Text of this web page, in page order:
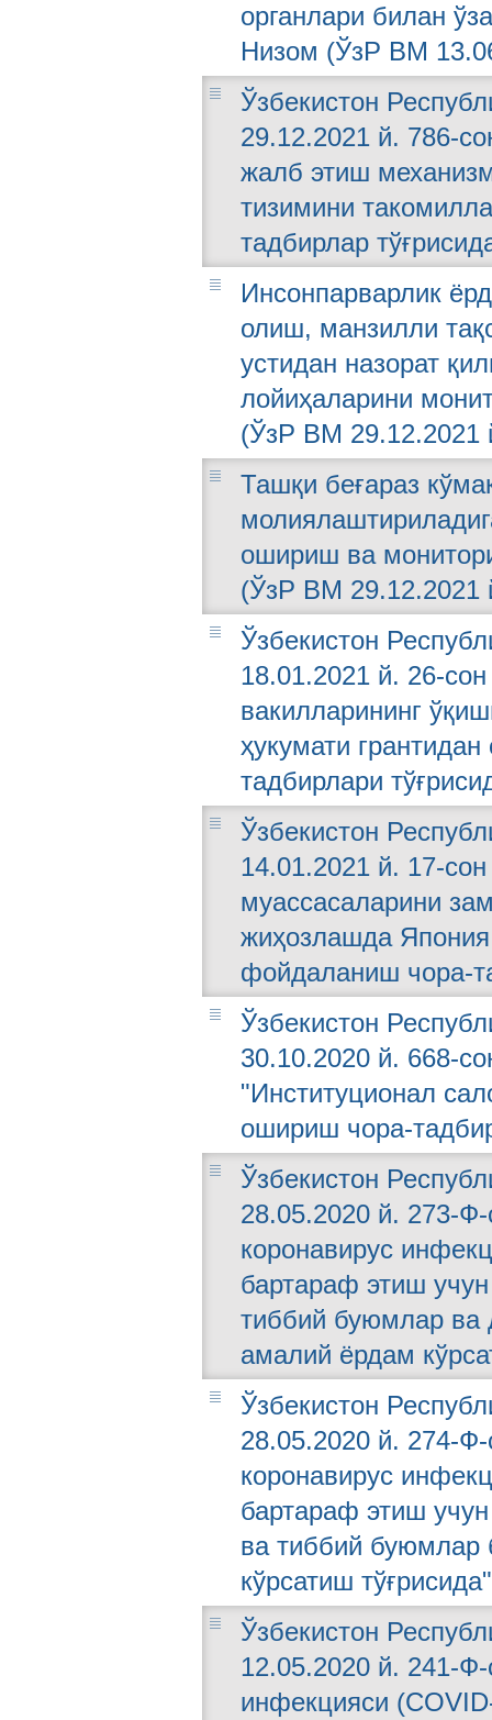
органлари билан
Низом (ЎзР ВМ
Ўзбекистон
29.12.2021 й. 786-
жалб этиш
тизимини
тадбирлар
Инсонпарварлик
олиш, манзилли
устидан назорат
лойиҳаларини
(ЎзР ВМ 29.12.2021
Ташқи беғараз
ошириш ва
(ЎзР ВМ 29.12.2021
Ўзбекистон
18.01.2021 й. 26-
вакилларининг
ҳукумати
тадбирлари
Ўзбекистон
14.01.2021 й. 17-
муассасаларини
жиҳозлашда
фойдаланиш чора-
Ўзбекистон
30.10.2020 й. 668-
"Институционал
ошириш чора-
Ўзбекистон
28.05.2020 й. 273-Ф-
коронавирус
бартараф этиш учун
тиббий буюмлар ва
амалий ёрдам
Ўзбекистон
28.05.2020 й. 274-Ф-
коронавирус
бартараф этиш учун
ва тиббий
кўрсатиш
Ўзбекистон
12.05.2020 й. 241-Ф-
инфекцияси